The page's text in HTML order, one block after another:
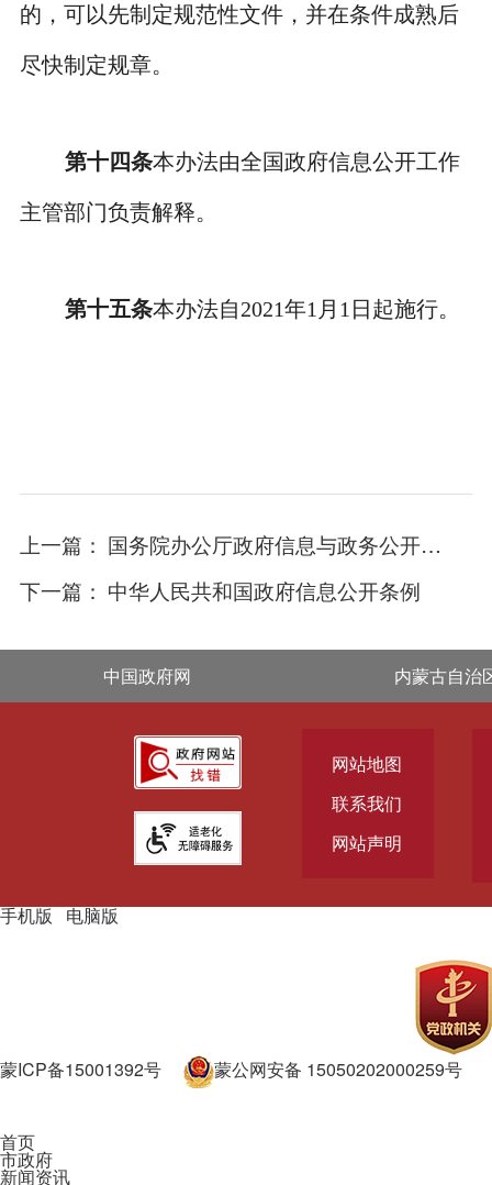
的，可以先制定规范性文件，并在条件成熟后
尽快制定规章。
第十四条本办法由全国政府信息公开工作
主管部门负责解释。
第十五条本办法自2021年1月1日起施行。
上一篇：
国务院办公厅政府信息与政务公开办公室关于明确政府信息公开与业务查询事项界限的解释
下一篇： 中华人民共和国政府信息公开条例
中国政府网 内蒙古自治
网站地图
联系我们
网站声明
手机版|电脑版
主办单位：通辽市人民政府主办
蒙ICP备15001392号
蒙公网安备 15050202000259号
政府网站标识码：1505000002
首页
市政府
新闻资讯